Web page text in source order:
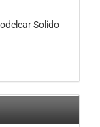
Solido